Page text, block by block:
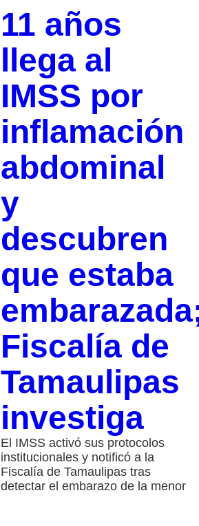
11 años
llega al
IMSS por
inflamación
abdominal
y
descubren
que estaba
Fiscalía de
Tamaulipas
investiga
El IMSS activó sus protocolos
institucionales y notificó a la
Fiscalía de Tamaulipas tras
detectar el embarazo de la menor